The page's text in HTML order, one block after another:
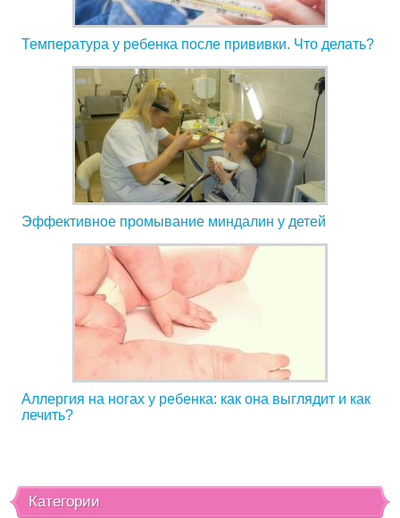
Температура у ребенка после прививки. Что делать?
Эффективное промывание миндалин у детей
Аллергия на ногах у ребенка: как она выглядит и как
лечить?
Категории